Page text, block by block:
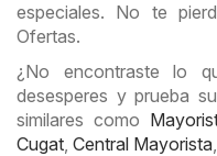
especiales. No te
Ofertas.
¿No encontraste lo
desesperes y prueba
similares como
Cugat, Central Mayorista,